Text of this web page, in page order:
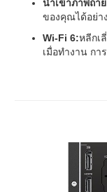
นำเข้าภาพถ่า
ของคุณได้อย่า
Wi-Fi 6:หลีกเ
เมื่อทำงาน กา